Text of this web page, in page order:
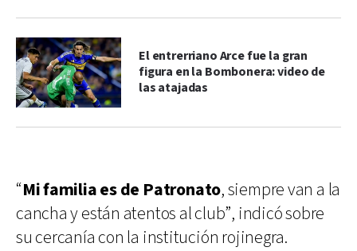
El entrerriano Arce fue la gran
figura en la Bombonera: video de
las atajadas
“Mi familia es de Patronato, siempre van a la
cancha y están atentos al club”, indicó sobre
su cercanía con la institución rojinegra.